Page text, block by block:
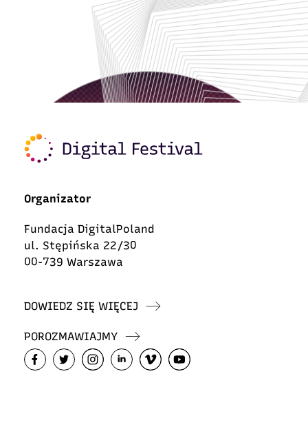
Organizator
Fundacja DigitalPoland
ul. Stępińska 22/30
00-739 Warszawa
DOWIEDZ SIĘ WIĘCEJ
POROZMAWIAJMY